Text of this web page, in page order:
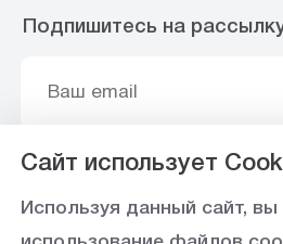
Подпишитесь на
Сайт использует
Используя данный сайт, вы